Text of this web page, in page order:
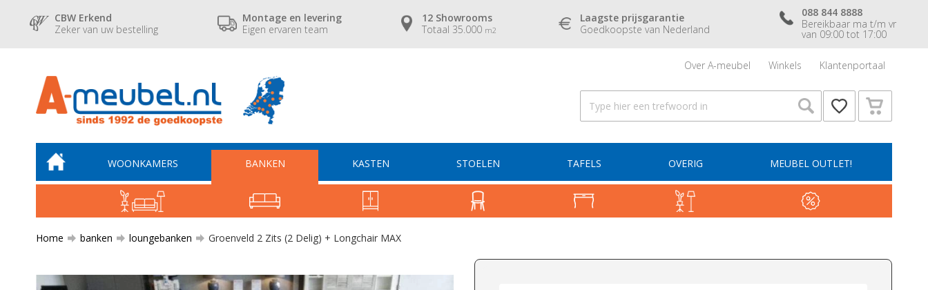
CBW Erkend
Zeker van uw bestelling
Montage en levering
Eigen ervaren team
12 Showrooms
Totaal 35.000 m2
Laagste prijsgarantie
Goedkoopste van Nederland
088 844 8888
Bereikbaar ma t/m vr
van 09:00 tot 17:00
Over A-meubel Winkels Klantenportaal
WOONKAMERS BANKEN KASTEN STOELEN TAFELS OVERIG MEUBEL OUTLET!
Home banken loungebanken Groenveld 2 Zits (2 Delig) + Longchair MAX